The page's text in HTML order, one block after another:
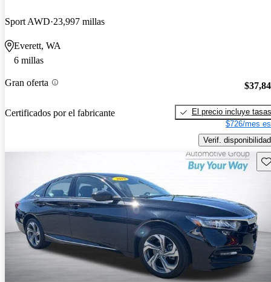
Sport AWD 23,997 millas
Everett, WA
6 millas
Gran oferta
Certificados por el fabricante
El precio incluye tasas
$726/mes
Verif. disponibilidad